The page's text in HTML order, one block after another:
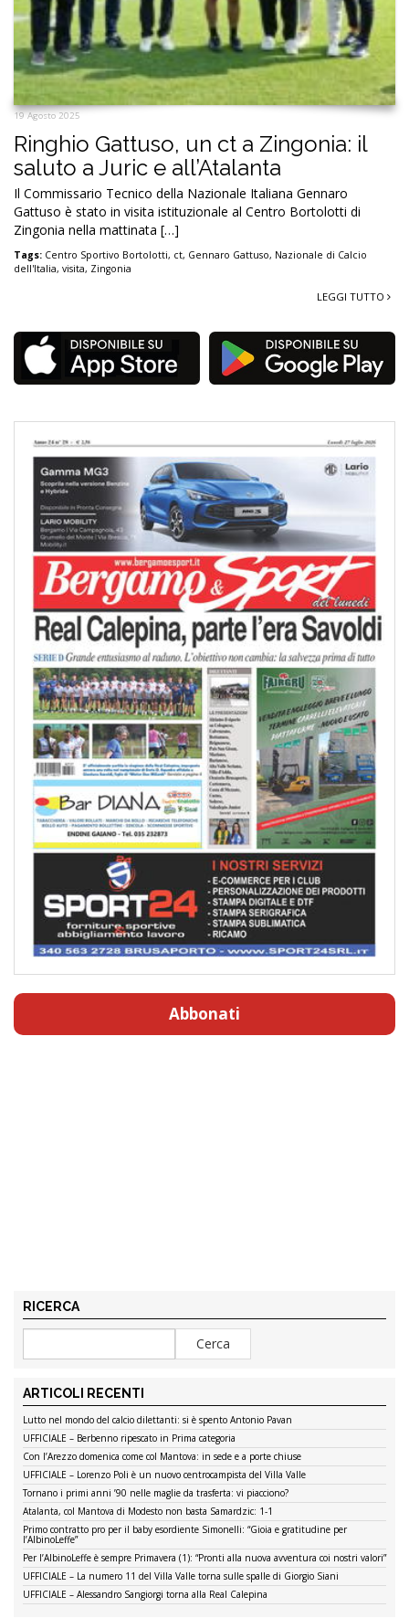
19 Agosto 2025
Ringhio Gattuso, un ct a Zingonia: il
saluto a Juric e all’Atalanta
Il Commissario Tecnico della Nazionale Italiana Gennaro
Gattuso è stato in visita istituzionale al Centro Bortolotti di
Zingonia nella mattinata […]
Tags: Centro Sportivo Bortolotti, ct, Gennaro Gattuso, Nazionale di Calcio
dell'Italia, visita, Zingonia
LEGGI TUTTO
Abbonati
RICERCA
ARTICOLI RECENTI
Lutto nel mondo del calcio dilettanti: si è spento Antonio Pavan
UFFICIALE – Berbenno ripescato in Prima categoria
Con l’Arezzo domenica come col Mantova: in sede e a porte chiuse
UFFICIALE – Lorenzo Poli è un nuovo centrocampista del Villa Valle
Tornano i primi anni ’90 nelle maglie da trasferta: vi piacciono?
Atalanta, col Mantova di Modesto non basta Samardzic: 1-1
Primo contratto pro per il baby esordiente Simonelli: “Gioia e gratitudine per
l’AlbinoLeffe”
Per l’AlbinoLeffe è sempre Primavera (1): “Pronti alla nuova avventura coi nostri valori”
UFFICIALE – La numero 11 del Villa Valle torna sulle spalle di Giorgio Siani
UFFICIALE – Alessandro Sangiorgi torna alla Real Calepina